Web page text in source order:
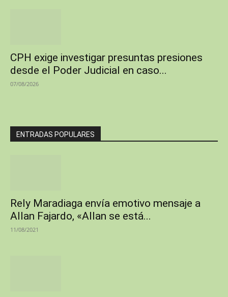
CPH exige investigar presuntas presiones
desde el Poder Judicial en caso...
07/08/2026
ENTRADAS POPULARES
Rely Maradiaga envía emotivo mensaje a
Allan Fajardo, «Allan se está...
11/08/2021